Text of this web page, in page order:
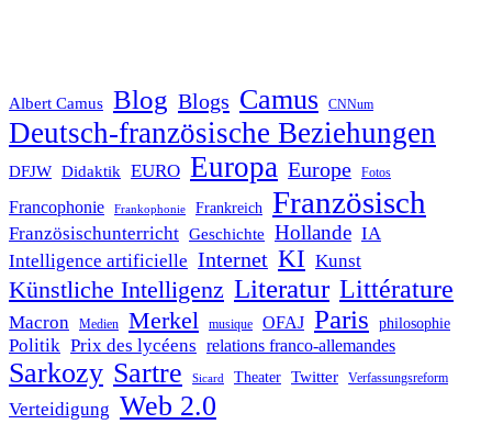
Albert Camus Blog Blogs Camus CNNum
Deutsch-französische Beziehungen
DFJW Didaktik EURO Europa Europe Fotos
Francophonie Frankophonie Frankreich Französisch
Französischunterricht Geschichte Hollande IA
Intelligence artificielle Internet KI Kunst
Künstliche Intelligenz Literatur Littérature
Macron Medien Merkel musique OFAJ Paris philosophie
Politik Prix des lycéens relations franco-allemandes
Sarkozy Sartre Sicard Theater Twitter Verfassungsreform
Verteidigung Web 2.0